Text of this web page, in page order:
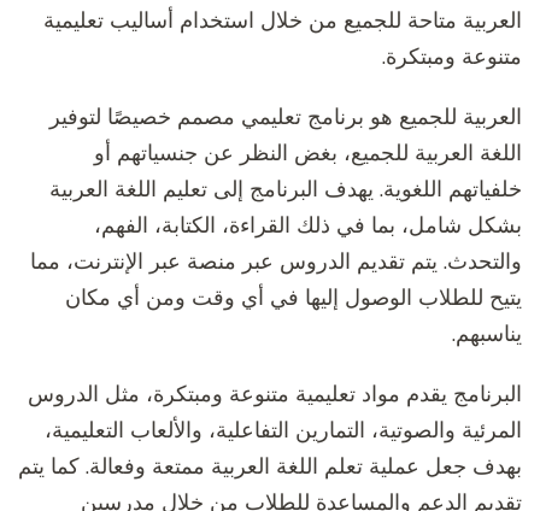
العربية متاحة للجميع من خلال استخدام أساليب تعليمية
متنوعة ومبتكرة.
العربية للجميع هو برنامج تعليمي مصمم خصيصًا لتوفير
اللغة العربية للجميع، بغض النظر عن جنسياتهم أو
خلفياتهم اللغوية. يهدف البرنامج إلى تعليم اللغة العربية
بشكل شامل، بما في ذلك القراءة، الكتابة، الفهم،
والتحدث. يتم تقديم الدروس عبر منصة عبر الإنترنت، مما
يتيح للطلاب الوصول إليها في أي وقت ومن أي مكان
يناسبهم.
البرنامج يقدم مواد تعليمية متنوعة ومبتكرة، مثل الدروس
المرئية والصوتية، التمارين التفاعلية، والألعاب التعليمية،
بهدف جعل عملية تعلم اللغة العربية ممتعة وفعالة. كما يتم
تقديم الدعم والمساعدة للطلاب من خلال مدرسين